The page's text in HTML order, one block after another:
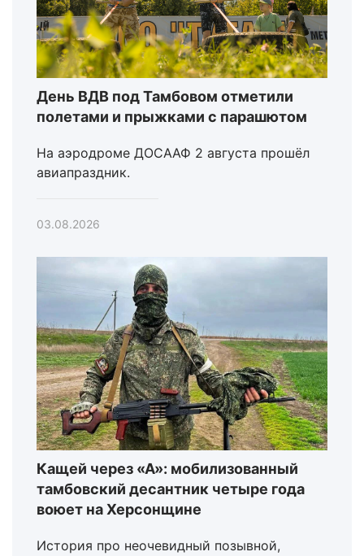
День ВДВ под Тамбовом отметили
полетами и прыжками с парашютом
На аэродроме ДОСААФ 2 августа прошёл
авиапраздник.
03.08.2026
Кащей через «А»: мобилизованный
тамбовский десантник четыре года
воюет на Херсонщине
История про неочевидный позывной,